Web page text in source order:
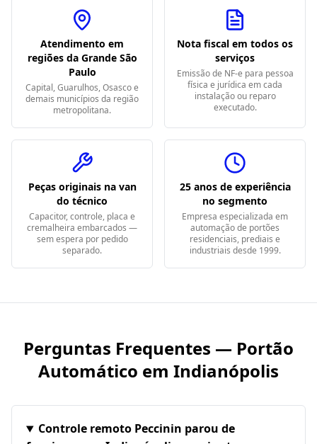
Atendimento em
regiões da Grande São
Paulo
Capital, Guarulhos, Osasco e
demais municípios da região
metropolitana.
Nota fiscal em todos os
serviços
Emissão de NF-e para pessoa
física e jurídica em cada
instalação ou reparo
executado.
Peças originais na van
do técnico
Capacitor, controle, placa e
cremalheira embarcados —
sem espera por pedido
separado.
25 anos de experiência
no segmento
Empresa especializada em
automação de portões
residenciais, prediais e
industriais desde 1999.
Perguntas Frequentes — Portão
Automático em Indianópolis
Controle remoto Peccinin parou de